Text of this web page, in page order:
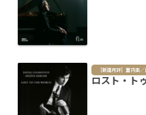
［新譜月評］室内楽
ロスト・ト